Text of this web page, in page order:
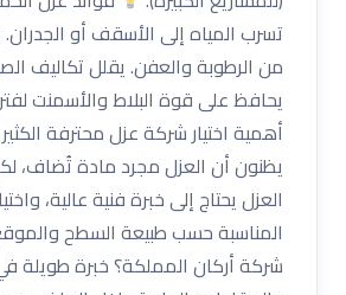
تسرب المياه إلى الأسقف أو
من الرطوبة والعفن. يقلل تكاليف
يحافظ على قوة البلاط والأسمنت
أهمية اختيار شركة عزل محترفة
يظنون أن العزل مجرد مادة تُضاف،
العزل يحتاج إلى خبرة فنية عالية،
المناسبة حسب طبيعة السطح
شركة أركان المملكة؟ خبرة طويلة